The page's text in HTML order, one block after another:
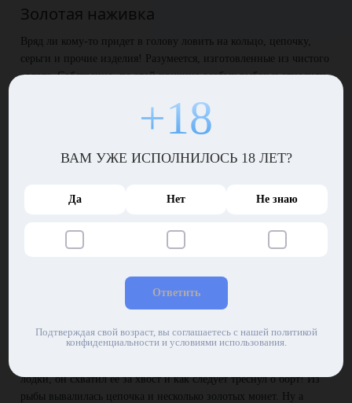
Золотая наживка
Вряд ли кому-то придет в голову ловить на кольцо, цепочку,
серьги и прочие изделия! Разумеется, изготовленные из чистого
золота. Собственно, по этой причине особых рыбок и относили
дорогущей наживкой днем с огнем не сыщешь.
пожирательницу монет! Он тайком стащил у жены цепочку и
Рано утром Зак поехал на рыбалку. Он выбрал место потише, где
наслаждаться процессом. Нанизав на крючок золотую цепочку,
Зак размахнулся и забросил удочку подальше. Вскоре поплавок
ведерко.
лодки, он схватил ее за хвост и как следует треснул о борт! Из
рыбы вывалилась цепочка и несколько золотых монет. Ну а
+18
ВАМ УЖЕ ИСПОЛНИЛОСЬ 18 ЛЕТ?
Да Нет Не знаю
Ответить
Подтверждая свой возраст, вы соглашаетесь с нашей политикой
конфиденциальности и условиями использования.